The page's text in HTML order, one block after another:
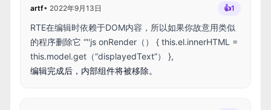
artf• 2022年9月13日 👍1
RTE在编辑时依赖于DOM内容，所以如果你故意用类似
的程序删除它 “''js onRender（） { this.el.innerHTML =
this.model.get（“displayedText”） },